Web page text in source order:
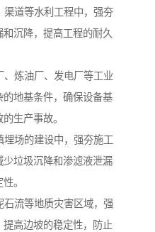
渠道等水利工程中，强夯
沉降，提高工程的耐久
炼油厂、发电厂等工业
地基条件，确保设备基
生产事故。
场的建设中，强夯施工
垃圾沉降和渗滤液泄漏
。
石流等地质灾害区域，强
高边坡的稳定性，防止